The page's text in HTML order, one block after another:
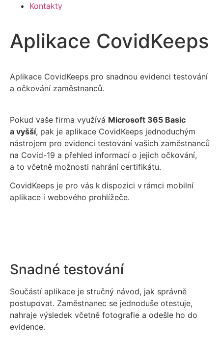
Kontakty
Aplikace CovidKeeps
Aplikace CovidKeeps pro snadnou evidenci testování
a očkování zaměstnanců.
Pokud vaše firma využívá Microsoft 365 Basic
a vyšší, pak je aplikace CovidKeeps jednoduchým
nástrojem pro evidenci testování vašich zaměstnanců
na Covid-19 a přehled informací o jejich očkování,
a to včetně možnosti nahrání certifikátu.
CovidKeeps je pro vás k dispozici v rámci mobilní
aplikace i webového prohlížeče.
Snadné testování
Součástí aplikace je stručný návod, jak správně
postupovat. Zaměstnanec se jednoduše otestuje,
nahraje výsledek včetně fotografie a odešle ho do
evidence.